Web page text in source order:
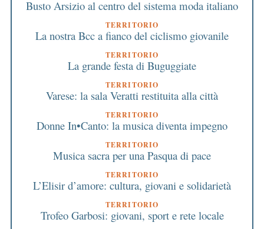
Busto Arsizio al centro del sistema moda italiano
TERRITORIO
La nostra Bcc a fianco del ciclismo giovanile
TERRITORIO
La grande festa di Buguggiate
TERRITORIO
Varese: la sala Veratti restituita alla città
TERRITORIO
Donne In•Canto: la musica diventa impegno
TERRITORIO
Musica sacra per una Pasqua di pace
TERRITORIO
L’Elisir d’amore: cultura, giovani e solidarietà
TERRITORIO
Trofeo Garbosi: giovani, sport e rete locale